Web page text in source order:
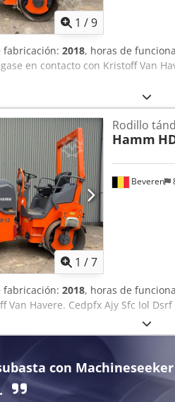
1 /9
fabricación: 2018, horas de
en contacto con Kristoff Van
1 /7
Beveren
Rodillo
Hamm
fabricación: 2018, horas de
Van Havere. Cedpfx Ajy Sfc Iol Dsrf
con